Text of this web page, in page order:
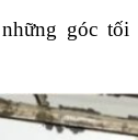
góc tối